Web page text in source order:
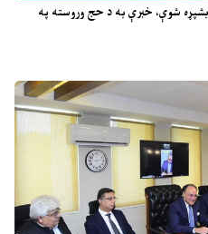
شوې، خبرې به د حج وروسته په